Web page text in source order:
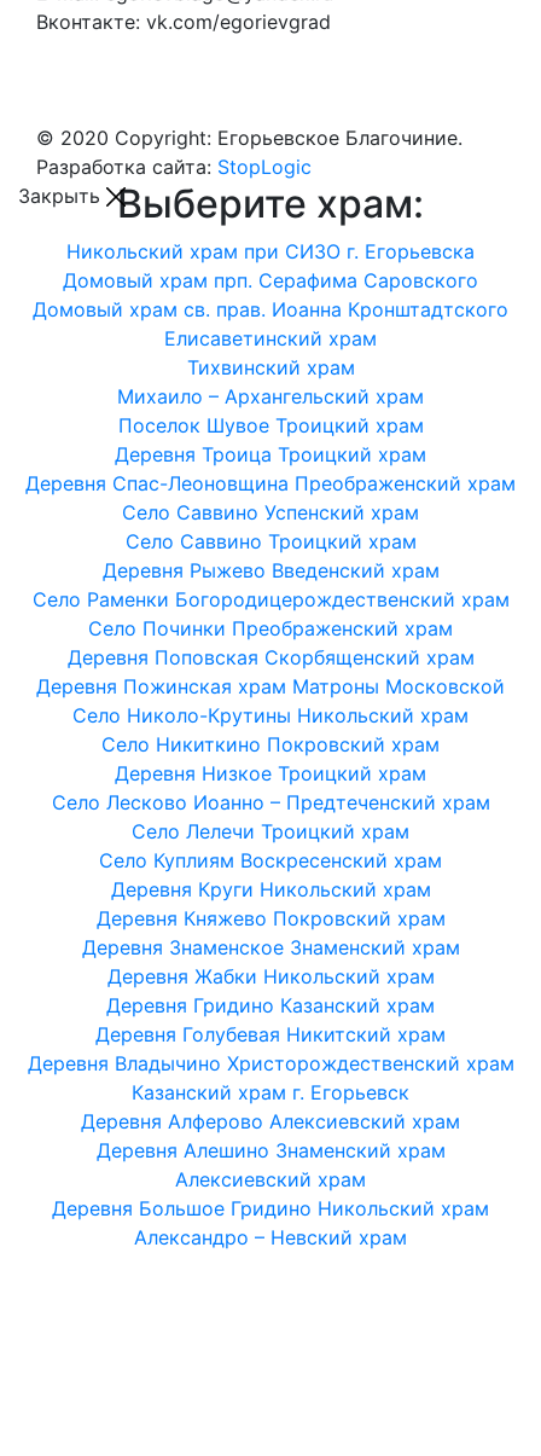
Вконтакте: vk.com/egorievgrad
© 2020 Copyright: Егорьевское Благочиние.
Разработка сайта: StopLogic
Закрыть
Выберите храм:
Никольский храм при СИЗО г. Егорьевска
Домовый храм прп. Серафима Саровского
Домовый храм св. прав. Иоанна Кронштадтского
Елисаветинский храм
Тихвинский храм
Михаило – Архангельский храм
Поселок Шувое Троицкий храм
Деревня Троица Троицкий храм
Деревня Спас-Леоновщина Преображенский храм
Село Саввино Успенский храм
Село Саввино Троицкий храм
Деревня Рыжево Введенский храм
Село Раменки Богородицерождественский храм
Село Починки Преображенский храм
Деревня Поповская Скорбященский храм
Деревня Пожинская храм Матроны Московской
Село Николо-Крутины Никольский храм
Село Никиткино Покровский храм
Деревня Низкое Троицкий храм
Село Лесково Иоанно – Предтеченский храм
Село Лелечи Троицкий храм
Село Куплиям Воскресенский храм
Деревня Круги Никольский храм
Деревня Княжево Покровский храм
Деревня Знаменское Знаменский храм
Деревня Жабки Никольский храм
Деревня Гридино Казанский храм
Деревня Голубевая Никитский храм
Деревня Владычино Христорождественский храм
Казанский храм г. Егорьевск
Деревня Алферово Алексиевский храм
Деревня Алешино Знаменский храм
Алексиевский храм
Деревня Большое Гридино Никольский храм
Александро – Невский храм